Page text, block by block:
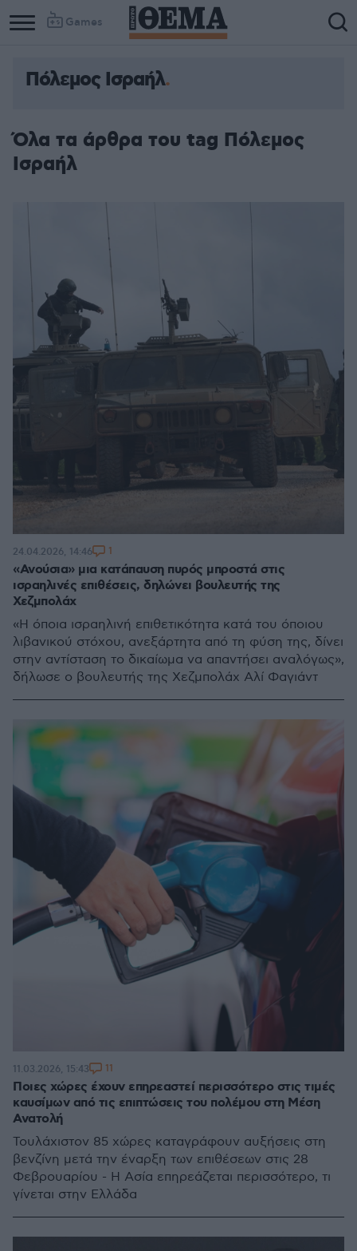
Games
Πόλεμος Ισραήλ
Όλα τα άρθρα του tag Πόλεμος
Ισραήλ
«Ανούσια» μια κατάπαυση πυρός μπροστά στις
ισραηλινές επιθέσεις, δηλώνει βουλευτής της
Χεζμπολάχ
«Η όποια ισραηλινή επιθετικότητα κατά του όποιου
λιβανικού στόχου, ανεξάρτητα από τη φύση της, δίνει
στην αντίσταση το δικαίωμα να απαντήσει αναλόγως»,
δήλωσε ο βουλευτής της Χεζμπολάχ Αλί Φαγιάντ
24.04.2026, 14:46 1
Ποιες χώρες έχουν επηρεαστεί περισσότερο στις τιμές
καυσίμων από τις επιπτώσεις του πολέμου στη Μέση
Ανατολή
Τουλάχιστον 85 χώρες καταγράφουν αυξήσεις στη
βενζίνη μετά την έναρξη των επιθέσεων στις 28
Φεβρουαρίου - Η Ασία επηρεάζεται περισσότερο, τι
γίνεται στην Ελλάδα
11.03.2026, 15:43 11